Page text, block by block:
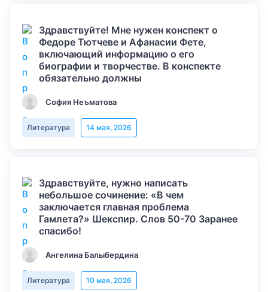
Здравствуйте! Мне нужен конспект о
Федоре Тютчеве и Афанасии Фете,
включающий информацию о его
биографии и творчестве. В конспекте
обязательно должны
София Неъматова
Литература 14 мая, 2026
Здравствуйте, нужно написать
небольшое сочинение: «В чем
заключается главная проблема
Гамлета?» Шекспир. Слов 50-70 Заранее
спасибо!
Ангелина Балыбердина
Литература 10 мая, 2026